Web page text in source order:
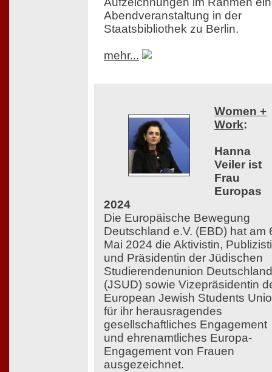
Abendveranstaltung in der
Staatsbibliothek zu Berlin.
mehr...
Women +
Work:
Hanna
Veiler ist
Frau
Europas
2024
Die Europäische Bewegung
Deutschland e.V. (EBD) hat am
Mai 2024 die Aktivistin,
und Präsidentin der Jüdischen
Studierendenunion
(JSUD) sowie Vizepräsidentin
European Jewish Students
für ihr herausragendes
gesellschaftliches Engagement
und ehrenamtliches Europa-
Engagement von Frauen
ausgezeichnet.